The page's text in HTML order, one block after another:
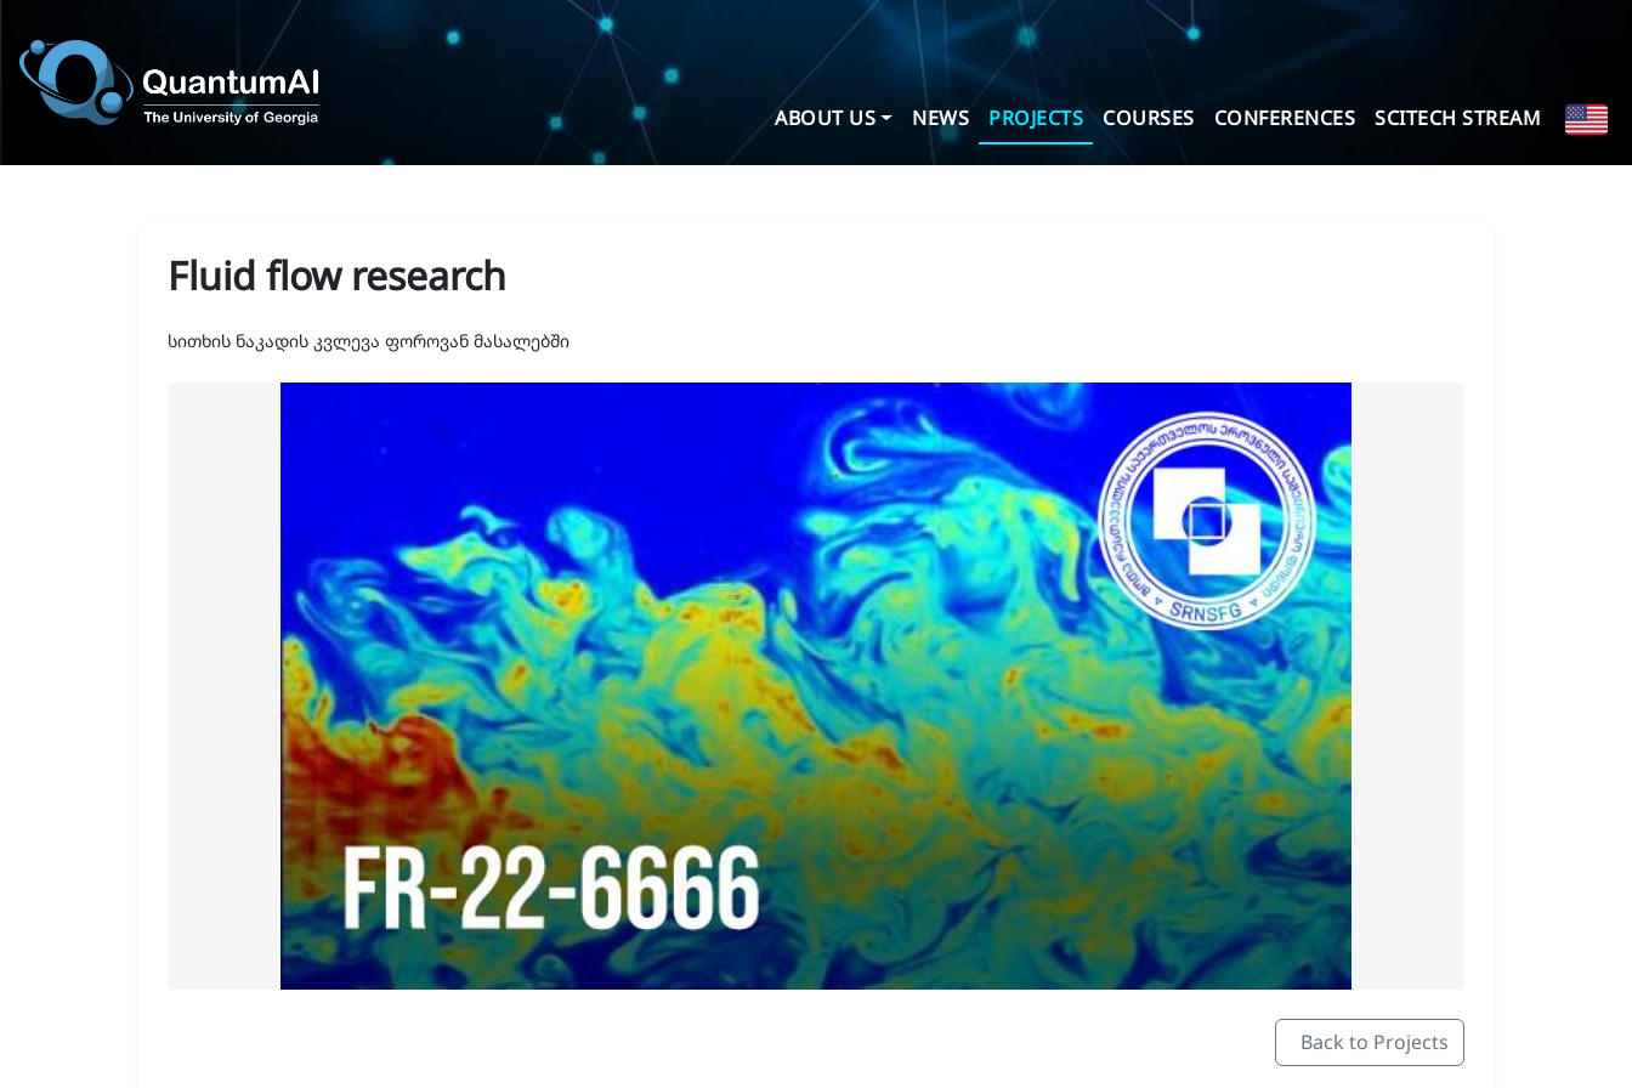
ABOUT US NEWS PROJECTS COURSES CONFERENCES SCITECH STREAM
Fluid flow research
სითხის ნაკადის კვლევა ფოროვან მასალებში
Back to Projects